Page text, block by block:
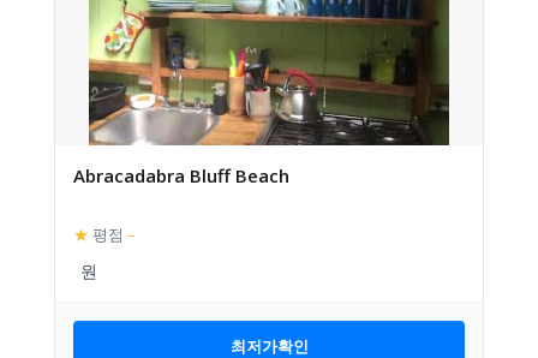
Abracadabra Bluff Beach
★ 평점 –
최저가확인